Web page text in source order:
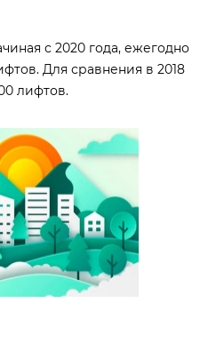
с 2020 года, ежегодно
Для сравнения в 2018
лифтов.